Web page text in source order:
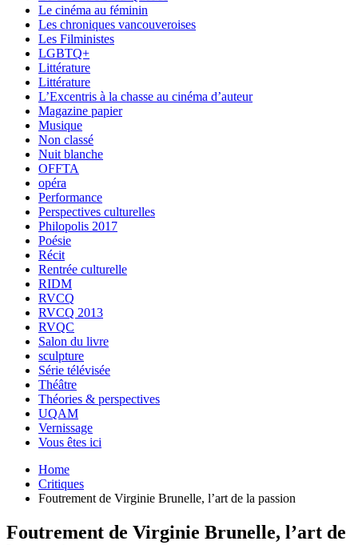
Le cinéma au féminin
Les chroniques vancouveroises
Les Filministes
LGBTQ+
Littérature
Littérature
L’Excentris à la chasse au cinéma d’auteur
Magazine papier
Musique
Non classé
Nuit blanche
OFFTA
opéra
Performance
Perspectives culturelles
Philopolis 2017
Poésie
Récit
Rentrée culturelle
RIDM
RVCQ
RVCQ 2013
RVQC
Salon du livre
sculpture
Série télévisée
Théâtre
Théories & perspectives
UQAM
Vernissage
Vous êtes ici
Home
Critiques
Foutrement de Virginie Brunelle, l’art de la passion
Foutrement de Virginie Brunelle, l’art de